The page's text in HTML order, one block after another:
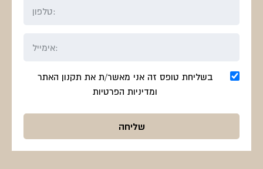
בשליחת טופס זה אני מאשר/ת את תקנון האתר
ומדיניות הפרטיות